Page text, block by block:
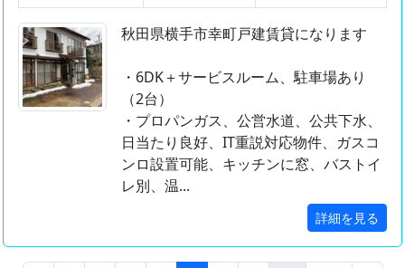
秋田県横手市幸町戸建賃貸になります
・6DK＋サービスルーム、駐車場あり
（2台）
・プロパンガス、公営水道、公共下水、
日当たり良好、IT重説対応物件、ガスコ
ンロ設置可能、キッチンに窓、バストイ
レ別、温...
詳細を見る